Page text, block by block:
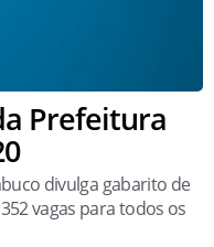
Prefeitura
divulga gabarito de
vagas para todos os